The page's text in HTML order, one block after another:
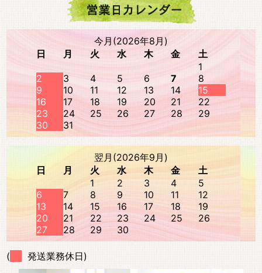
今月(2026年8月)
日
月 火 水 木 金
土
1
2
3 4 5 6 7
8
9
10 11 12 13 14
15
16
17 18 19 20 21
22
23
24 25 26 27 28
29
30
31
翌月(2026年9月)
日
月 火 水 木 金
土
1
2 3 4
5
6
7 8 9 10 11
12
13
14 15 16 17 18
19
20
21 22 23 24 25
26
27
28 29 30
( 発送業務休日)